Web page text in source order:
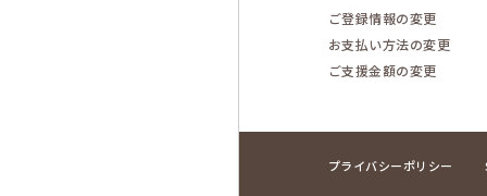
ご登録情報の変更
お支払い方法の変更
ご支援金額の変更
プライバシーポリシー